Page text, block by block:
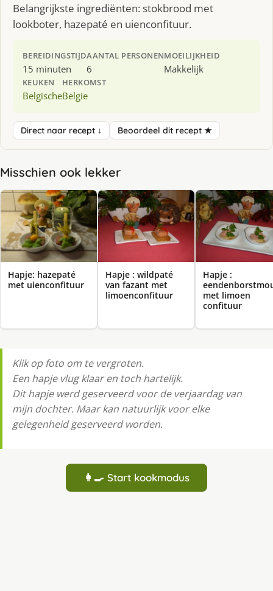
Belangrijkste ingrediënten: stokbrood met
lookboter, hazepaté en uienconfituur.
BEREIDINGSTIJD
15 minuten
AANTAL PERSONEN
6
MOEILIJKHEID
Makkelijk
KEUKEN
Belgische
HERKOMST
Belgie
Direct naar recept ↓ Beoordeel dit recept ★
Misschien ook lekker
Hapje: hazepaté
met uienconfituur
Hapje : wildpaté
van fazant met
limoenconfituur
Hapje :
met limoen
confituur
Klik op foto om te vergroten.
Een hapje vlug klaar en toch hartelijk.
Dit hapje werd geserveerd voor de verjaardag van
mijn dochter. Maar kan natuurlijk voor elke
gelegenheid geserveerd worden.
👩‍🍳 Start kookmodus